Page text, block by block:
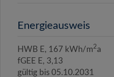
Energieausweis
HWB E, 167 kWh/m2a
fGEE E, 3,13
gültig bis 05.10.2031